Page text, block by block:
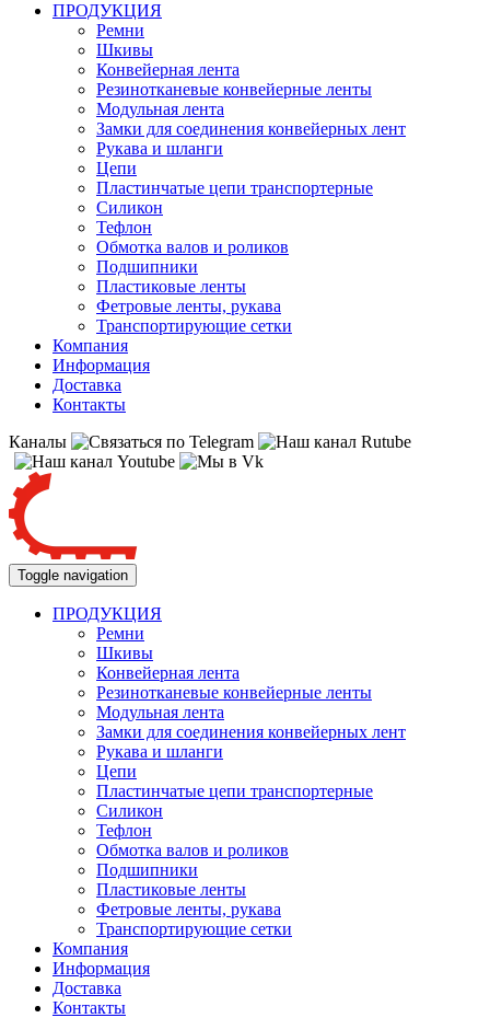
ПРОДУКЦИЯ
Ремни
Шкивы
Конвейерная лента
Резинотканевые конвейерные ленты
Модульная лента
Замки для соединения конвейерных лент
Рукава и шланги
Цепи
Пластинчатые цепи транспортерные
Силикон
Тефлон
Обмотка валов и роликов
Подшипники
Пластиковые ленты
Фетровые ленты, рукава
Транспортирующие сетки
Компания
Информация
Доставка
Контакты
Каналы
Toggle navigation
ПРОДУКЦИЯ
Ремни
Шкивы
Конвейерная лента
Резинотканевые конвейерные ленты
Модульная лента
Замки для соединения конвейерных лент
Рукава и шланги
Цепи
Пластинчатые цепи транспортерные
Силикон
Тефлон
Обмотка валов и роликов
Подшипники
Пластиковые ленты
Фетровые ленты, рукава
Транспортирующие сетки
Компания
Информация
Доставка
Контакты